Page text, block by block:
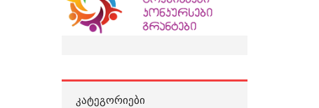
ᲙᲐᲢᲔᲒᲝᲠᲘᲔᲑᲘ